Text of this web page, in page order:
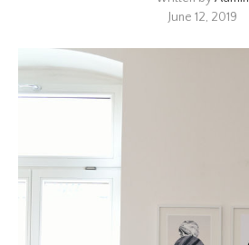
June 12, 2019